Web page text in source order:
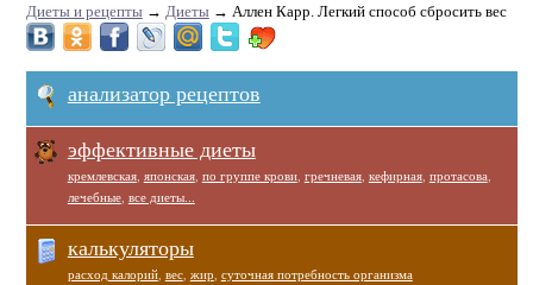
Диеты и рецепты→ Диеты→ Аллен Карр. Легкий способ сбросить вес
анализатор рецептов
эффективные диеты
кремлевская, японская, по группе крови, гречневая, кефирная, протасова
лечебные, все диеты...
калькуляторы
расход калорий, вес, жир суточная потребность организма